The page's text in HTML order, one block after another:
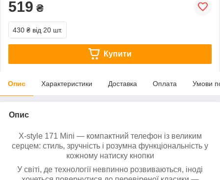
519 ₴
430 ₴ від 20 шт.
Купити
Опис Характеристики Доставка Оплата Умови
Опис
X-style 171 Mini — компактний телефон із великим
серцем: стиль, зручність і розумна функціональність у
кожному натиску кнопки
У світі, де технології невпинно розвиваються, іноді